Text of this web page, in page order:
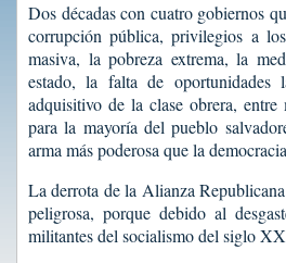
Dos décadas con cuatro gobiernos
corrupción pública, privilegios a
masiva, la pobreza extrema, la
estado, la falta de oportunidades
adquisitivo de la clase obrera,
para la mayoría del pueblo
arma más poderosa que la
La derrota de la Alianza
peligrosa, porque debido al
militantes del socialismo del siglo